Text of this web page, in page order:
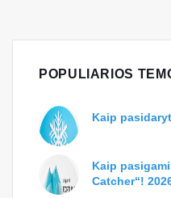
POPULIARIOS
Kaip
Kaip
Catcher“!